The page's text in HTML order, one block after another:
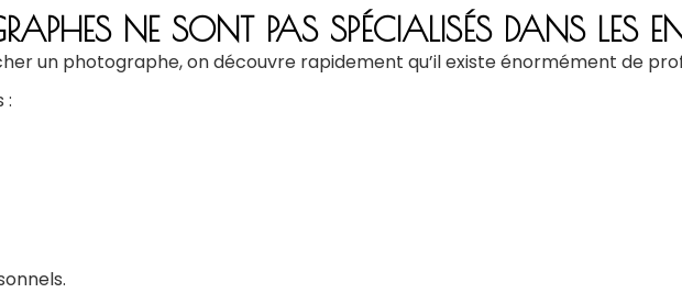
NE SONT PAS SPÉCIALISÉS DANS LES
un photographe, on découvre rapidement qu’il existe énormément de
: